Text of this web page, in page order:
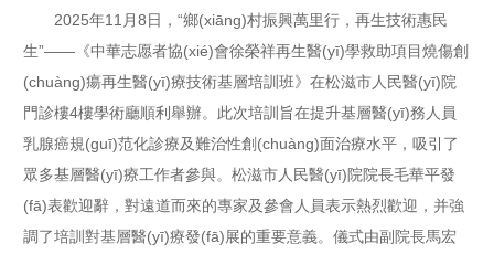
2025年11月8日，“鄉(xiāng)村振興萬里行，再生技術惠民
生”——《中華志愿者協(xié)會徐榮祥再生醫(yī)學救助項目燒傷創
(chuàng)瘍再生醫(yī)療技術基層培訓班》在松滋市人民醫(yī)院
門診樓4樓學術廳順利舉辦。此次培訓旨在提升基層醫(yī)務人員
乳腺癌規(guī)范化診療及難治性創(chuàng)面治療水平，吸引了
眾多基層醫(yī)療工作者參與。松滋市人民醫(yī)院院長毛華平發
(fā)表歡迎辭，對遠道而來的專家及參會人員表示熱烈歡迎，并強
調了培訓對基層醫(yī)療發(fā)展的重要意義。儀式由副院長馬宏